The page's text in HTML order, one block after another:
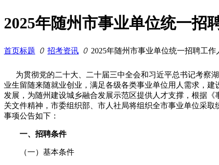
2025年随州市事业单位统一招
首页标题 ꄲ 招考资讯 ꄲ 2025年随州市事业单位统一招聘工作
为贯彻党的二十大、二十届三中全会和习近平总书记考察
业生留随来随就业创业，满足各级各类事业单位用人需求，
发展，为随州建设城乡融合发展示范区提供人才支撑，根据
关文件精神，市委组织部、市人社局将组织全市事业单位采
事项公告如下：
一、招聘条件
（一）基本条件